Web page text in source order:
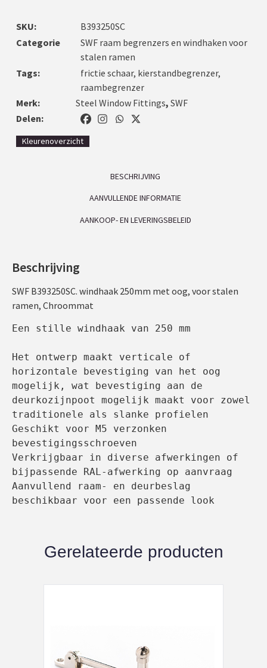
SKU:
B393250SC
Categorie
SWF raam begrenzers en windhaken voor
stalen ramen
Tags:
frictie schaar, kierstandbegrenzer,
raambegrenzer
Merk:
Steel Window Fittings, SWF
Delen:
Kleurenoverzicht
BESCHRIJVING
AANVULLENDE INFORMATIE
AANKOOP- EN LEVERINGSBELEID
Beschrijving
SWF B393250SC. windhaak 250mm met oog, voor stalen
ramen, Chroommat
Een stille windhaak van 250 mm
Het ontwerp maakt verticale of
horizontale bevestiging van het oog
mogelijk, wat bevestiging aan de
deurkozijnpoot mogelijk maakt voor zowel
traditionele als slanke profielen
Geschikt voor M5 verzonken
bevestigingsschroeven
Verkrijgbaar in diverse afwerkingen of
bijpassende RAL-afwerking op aanvraag
Aanvullend raam- en deurbeslag
beschikbaar voor een passende look
Gerelateerde producten